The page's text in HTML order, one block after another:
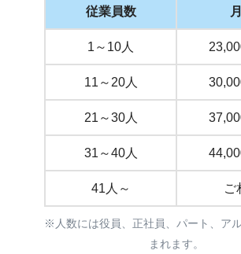
従業員数
1～10人
11～20人
21～30人
31～40人
41人～ ご
※人数には役員、正社員、パート、ア
まれます。